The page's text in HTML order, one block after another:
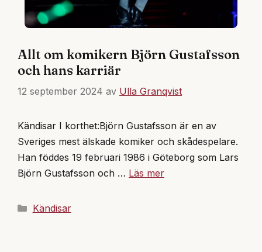
Allt om komikern Björn Gustafsson
och hans karriär
12 september 2024 av Ulla Granqvist
Kändisar I korthet:Björn Gustafsson är en av
Sveriges mest älskade komiker och skådespelare.
Han föddes 19 februari 1986 i Göteborg som Lars
Björn Gustafsson och … Läs mer
Kategorier
Kändisar